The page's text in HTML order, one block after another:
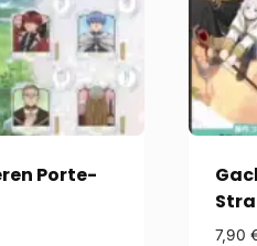
Porte-
7,90